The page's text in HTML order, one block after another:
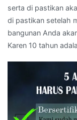
serta di pastikan
di pastikan setelah
bangunan Anda
Karen 10 tahun